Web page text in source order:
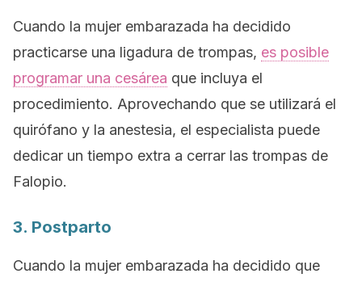
Cuando la mujer embarazada ha decidido
practicarse una ligadura de trompas, es posible
programar una cesárea que incluya el
procedimiento. Aprovechando que se utilizará el
quirófano y la anestesia, el especialista puede
dedicar un tiempo extra a cerrar las trompas de
Falopio.
3. Postparto
Cuando la mujer embarazada ha decidido que